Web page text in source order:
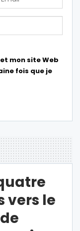
mon site Web
fois que je
vers le